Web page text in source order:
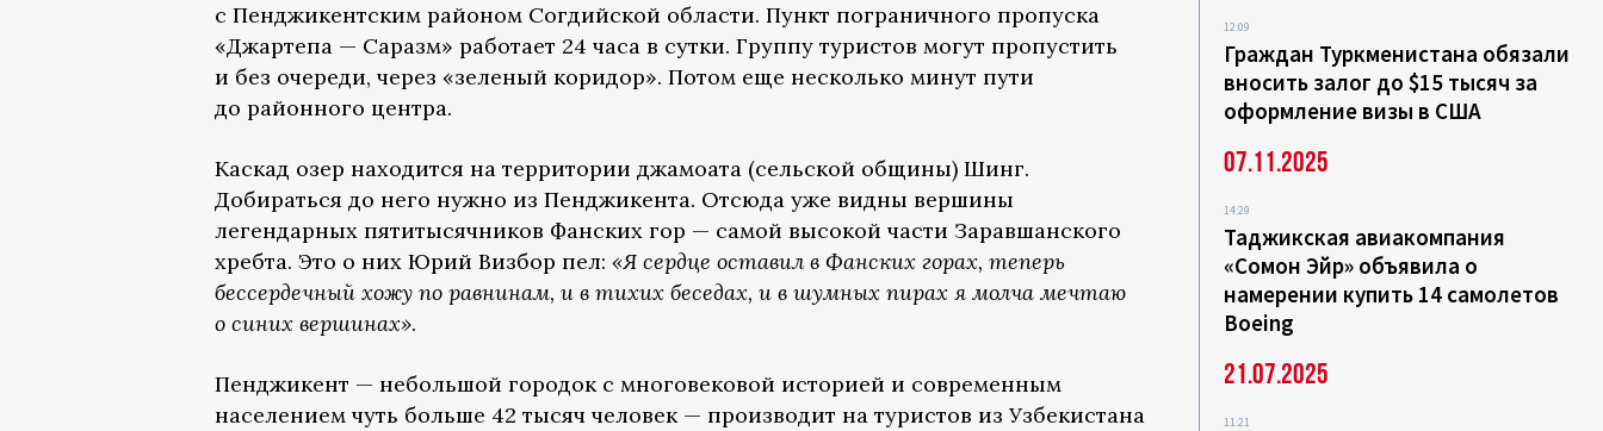
с Пенджикентским районом Согдийской области. Пункт пограничного пропуска
«Джартепа — Саразм» работает 24 часа в сутки. Группу туристов могут пропустить
и без очереди, через «зеленый коридор». Потом еще несколько минут пути
до районного центра.
Каскад озер находится на территории джамоата (сельской общины) Шинг.
Добираться до него нужно из Пенджикента. Отсюда уже видны вершины
легендарных пятитысячников Фанских гор — самой высокой части Заравшанского
хребта. Это о них Юрий Визбор пел: «Я сердце оставил в Фанских горах, теперь
бессердечный хожу по равнинам, и в тихих беседах, и в шумных пирах я молча мечтаю
о синих вершинах».
Пенджикент — небольшой городок с многовековой историей и современным
населением чуть больше 42 тысяч человек — производит на туристов из Узбекистана
12:09
Граждан Туркменистана обязали
вносить залог до $15 тысяч за
оформление визы в США
07.11.2025
14:29
Таджикская авиакомпания
«Сомон Эйр» объявила о
намерении купить 14 самолетов
Boeing
21.07.2025
11:21